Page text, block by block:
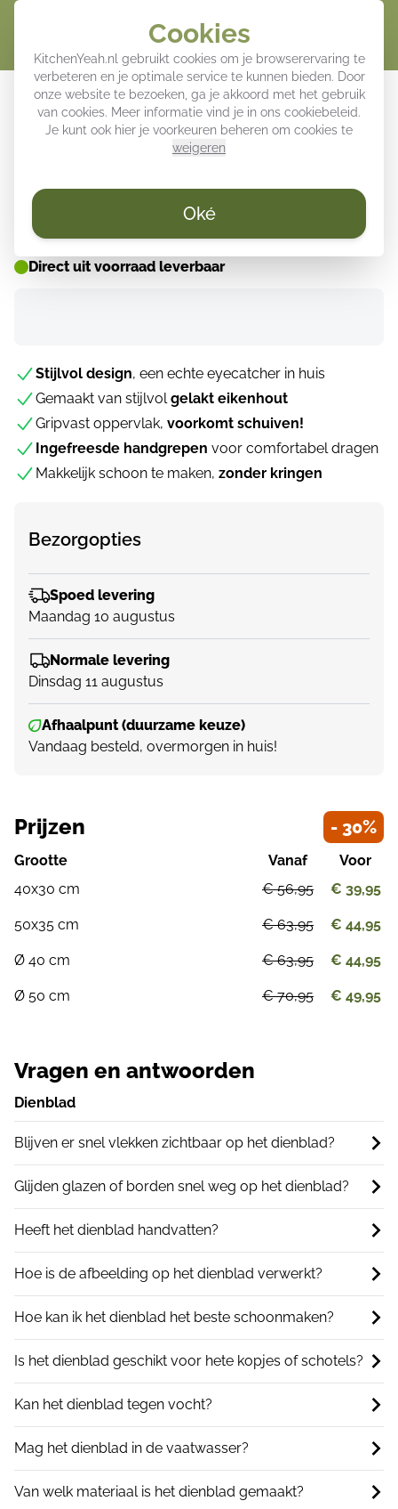
Cookies
KitchenYeah.nl gebruikt cookies om je browserervaring te
verbeteren en je optimale service te kunnen bieden. Door
onze website te bezoeken, ga je akkoord met het gebruik
van cookies. Meer informatie vind je in ons cookiebeleid.
Je kunt ook hier je voorkeuren beheren om cookies te
weigeren
Oké
Dienblad - Picknick - Wijn -
Kaasplankje
Direct uit voorraad leverbaar
Stijlvol design, een echte eyecatcher in huis
Gemaakt van stijlvolgelakt eikenhout
Gripvast oppervlak, voorkomt schuiven!
Ingefreesde handgrepen voor comfortabel dragen
Makkelijk schoon te maken, zonder kringen
Bezorgopties
Spoed levering
Maandag 10 augustus
Normale levering
Dinsdag 11 augustus
Afhaalpunt (duurzame keuze)
Vandaag besteld, overmorgen in huis!
Vragen en antwoorden
Dienblad
Blijven er snel vlekken zichtbaar op het dienblad?
Glijden glazen of borden snel weg op het dienblad?
Heeft het dienblad handvatten?
Hoe is de afbeelding op het dienblad verwerkt?
Hoe kan ik het dienblad het beste schoonmaken?
Is het dienblad geschikt voor hete kopjes of schotels?
Kan het dienblad tegen vocht?
Mag het dienblad in de vaatwasser?
Van welk materiaal is het dienblad gemaakt?
Prijzen - 30%
Grootte
40x30 cm
50x35 cm
Ø 40 cm
Ø 50 cm
Vanaf
€ 56,95
€ 63,95
€ 63,95
€ 70,95
Voor
€ 39,95
€ 44,95
€ 44,95
€ 49,95